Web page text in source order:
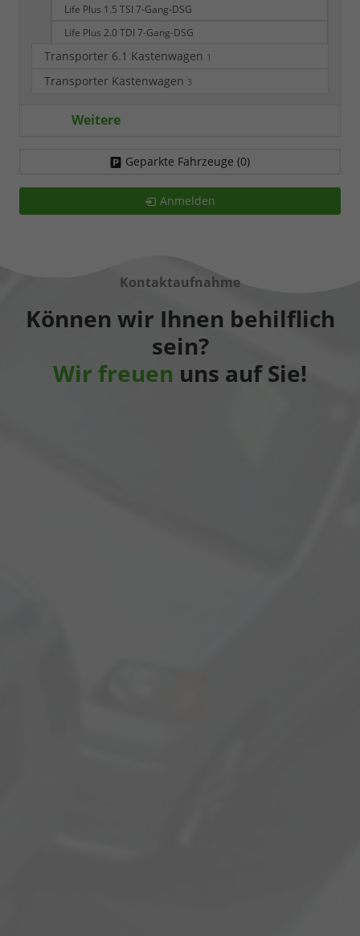
Life Plus 1.5 TSI 7-Gang-DSG
Life Plus 2.0 TDI 7-Gang-DSG
Transporter 6.1 Kastenwagen 1
Transporter Kastenwagen 3
Weitere
Geparkte Fahrzeuge (0)
Anmelden
Kontaktaufnahme
Können wir Ihnen behilflich
sein?
Wir freuen uns auf Sie!